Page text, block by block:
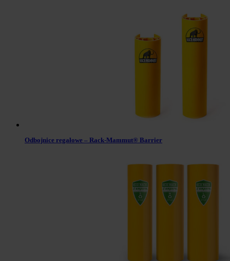
Odbojnice regałowe – Rack-Mammut® Barrier